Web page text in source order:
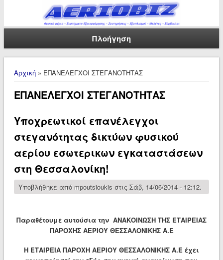
Πλοήγηση
Είστε εδώ
Αρχική» ΕΠΑΝΕΛΕΓΧΟΙ ΣΤΕΓΑΝΟΤΗΤΑΣ
ΕΠΑΝΕΛΕΓΧΟΙ ΣΤΕΓΑΝΟΤΗΤΑΣ
Υποχρεωτικοί επανέλεγχοι
στεγανότητας δικτύων φυσικού
αερίου εσωτερικων εγκαταστάσεων
στη Θεσσαλονίκη!
Υποβλήθηκε από mpoutsioukisστις Σάβ, 14/06/2014 - 12:12.
Παραθέτουμε αυτούσια την ΑΝΑΚΟΙΝΩΣΗ ΤΗΣ ΕΤΑΙΡΕΙΑΣ
ΠΑΡΟΧΗΣ ΑΕΡΙΟΥ ΘΕΣΣΑΛΟΝΙΚΗΣ Α.Ε
Η ΕΤΑΙΡΕΙΑ ΠΑΡΟΧΗ ΑΕΡΙΟΥ ΘΕΣΣΑΛΟΝΙΚΗΣ Α.Ε έχει